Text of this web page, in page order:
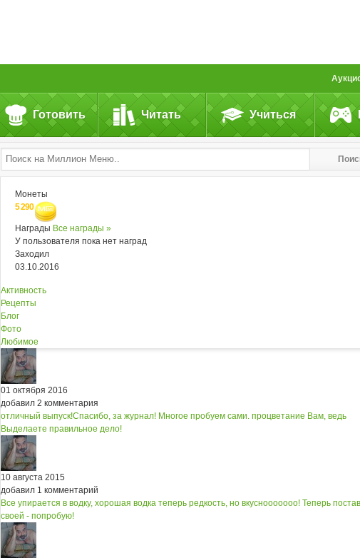
Готовить Читать Учиться
Монеты
5 290
Награды Все награды »
У пользователя пока нет наград
Заходил
03.10.2016
Активность
Рецепты
Блог
Фото
Любимое
01 октября 2016
добавил 2 комментария
отличный выпуск!Спасибо, за журнал! Многое пробуем сами. процветание Вам, ведь
Выделаете правильное дело!
10 августа 2015
добавил 1 комментарий
Все упирается в водку, хорошая водка теперь редкость, но вкуснооооооо! Теперь
своей - попробую!